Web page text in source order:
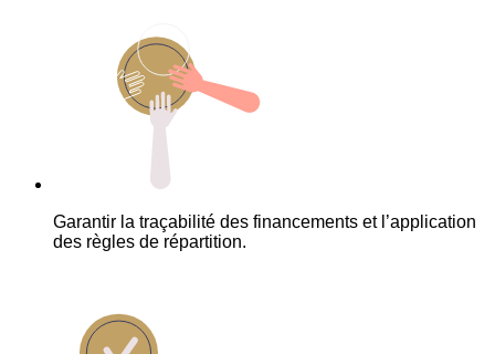
Garantir la traçabilité des financements et l’application
des règles de répartition.